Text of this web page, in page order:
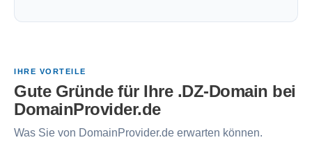
IHRE VORTEILE
Gute Gründe für Ihre .DZ-Domain bei
DomainProvider.de
Was Sie von DomainProvider.de erwarten können.